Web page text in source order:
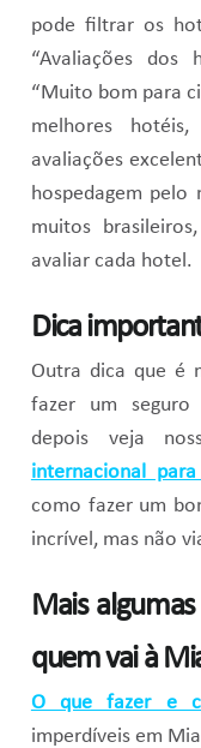
pode filtrar os
“Avaliações dos
“Muito bom para
melhores
avaliações
hospedagem
muitos
avaliar cada hotel.
Dica
Outra dica que é
fazer um seguro
depois veja
internacional
como fazer um
incrível, mas não
Mais
quem vai à
O que fazer e
imperdíveis em